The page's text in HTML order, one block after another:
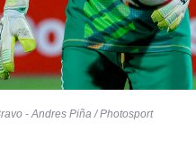
- Andres Piña / Photosport